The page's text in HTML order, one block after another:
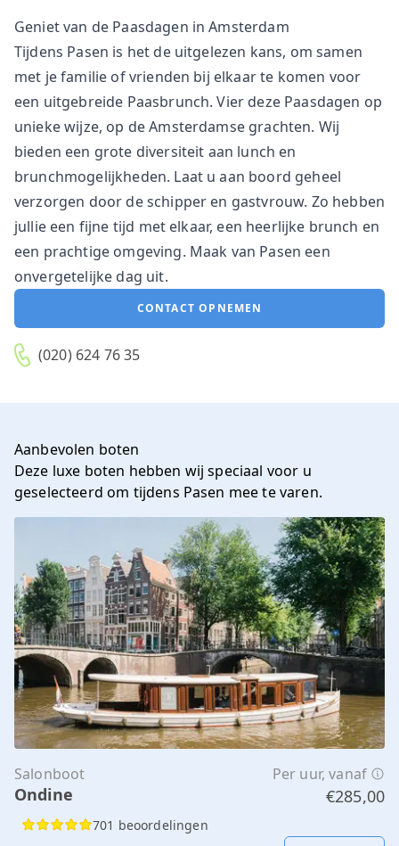
Geniet van de Paasdagen in Amsterdam
Tijdens Pasen is het de uitgelezen kans, om samen
met je familie of vrienden bij elkaar te komen voor
een uitgebreide Paasbrunch. Vier deze Paasdagen op
unieke wijze, op de Amsterdamse grachten. Wij
bieden een grote diversiteit aan lunch en
brunchmogelijkheden. Laat u aan boord geheel
verzorgen door de schipper en gastvrouw. Zo hebben
jullie een fijne tijd met elkaar, een heerlijke brunch en
een prachtige omgeving. Maak van Pasen een
onvergetelijke dag uit.
CONTACT OPNEMEN
(020) 624 76 35
Aanbevolen boten
Deze luxe boten hebben wij speciaal voor u
geselecteerd om tijdens Pasen mee te varen.
Salonboot Per uur, vanaf
Ondine €285,00
701 beoordelingen